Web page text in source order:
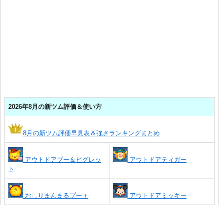
2026年8月の新ツム評価＆使い方
8月の新ツム評価早見表＆強さランキングまとめ
アウトドアプー＆ピグレッ
ト
アウトドアティガー
おしりまんまるプー＋ アウトドアミッキー